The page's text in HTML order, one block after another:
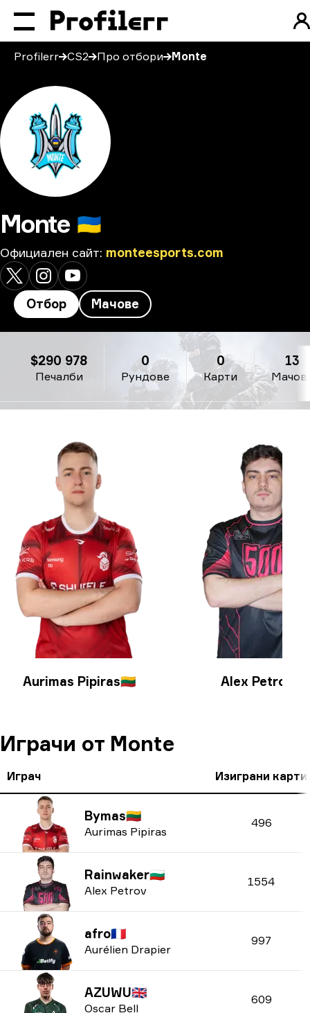
Profilerr CS2 Про отбори Monte
Monte 🇺🇦
Официален сайт: monteesports.com
Отбор Мачове
Печалби
$290 978
Рундове
0
Карти
0 13
Aurimas Pipiras🇱🇹 Alex Petrov
Играчи от Monte
Играч Изиграни карти
Bymas🇱🇹
Aurimas Pipiras
496
Rainwaker🇧🇬
Alex Petrov
1554
afro🇫🇷
Aurélien Drapier
997
AZUWU🇬🇧
Oscar Bell
609